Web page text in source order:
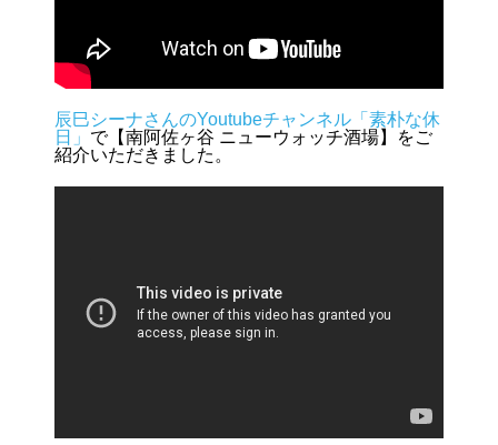
辰巳シーナさんのYoutubeチャンネル「素朴な休
日」 で【南阿佐ヶ谷 ニューウォッチ酒場】をご
紹介いただきました。